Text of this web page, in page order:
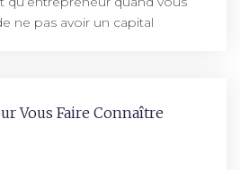
ne pas avoir un capital
Vous Faire Connaître